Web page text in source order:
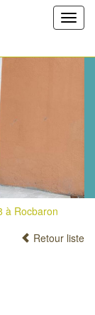
à Rocbaron
Retour liste